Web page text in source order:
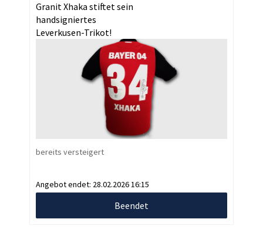
Granit Xhaka stiftet sein
handsigniertes
Leverkusen-Trikot!
bereits versteigert
Angebot endet: 28.02.2026 16:15
Beendet